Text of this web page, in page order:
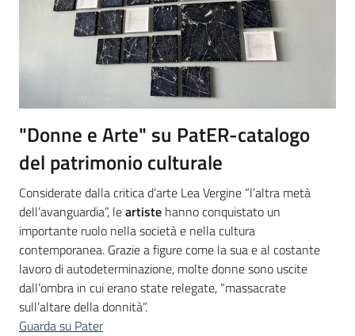
"Donne e Arte" su PatER-catalogo
del patrimonio culturale
Considerate dalla critica d’arte Lea Vergine “l’altra metà
dell’avanguardia”, leartiste hanno conquistato un
importante ruolo nella società e nella cultura
contemporanea. Grazie a figure come la sua e al costante
lavoro di autodeterminazione, molte donne sono uscite
dall’ombra in cui erano state relegate, “massacrate
sull’altare della donnità”.
Guarda su Pater